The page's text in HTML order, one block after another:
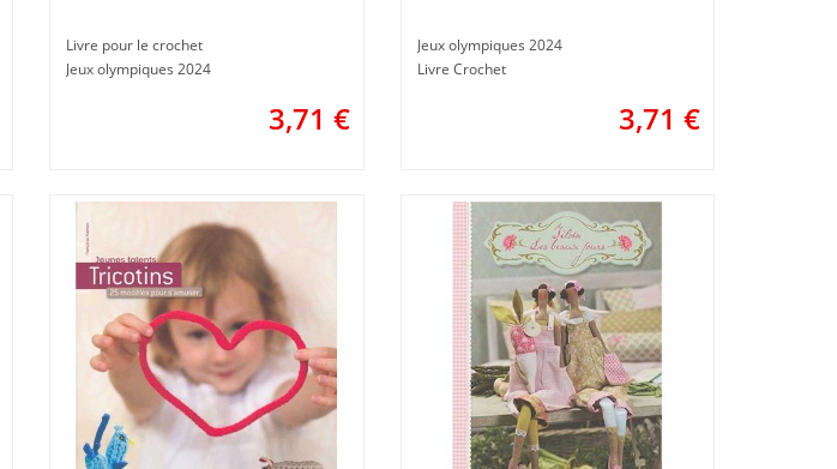
Livre pour le crochet
Jeux olympiques 2024
3,71 €
Jeux olympiques 2024
Livre Crochet
3,71 €